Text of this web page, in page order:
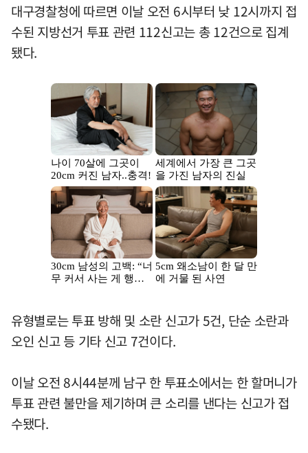
대구경찰청에 따르면 이날 오전 6시부터 낮 12시까지 접
수된 지방선거 투표 관련 112신고는 총 12건으로 집계
됐다.
유형별로는 투표 방해 및 소란 신고가 5건, 단순 소란과
오인 신고 등 기타 신고 7건이다.
이날 오전 8시44분께 남구 한 투표소에서는 한 할머니가
투표 관련 불만을 제기하며 큰 소리를 낸다는 신고가 접
수됐다.